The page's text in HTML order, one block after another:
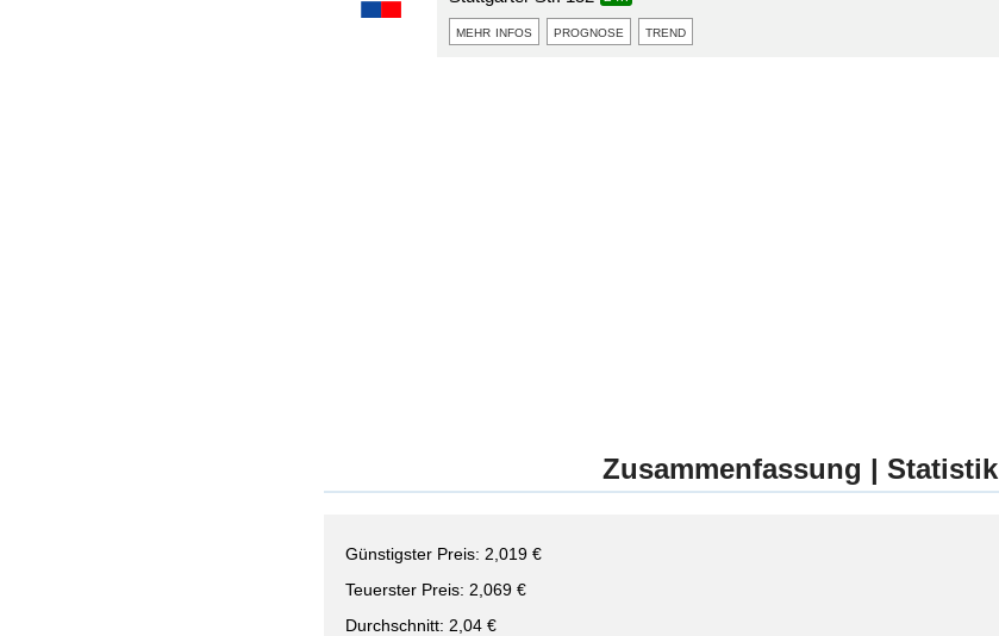
mehr infos prognose trend
Zusammenfassung | Statistik
Günstigster Preis: 2,019 €
Teuerster Preis: 2,069 €
Durchschnitt: 2,04 €